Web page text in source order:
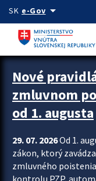
Preskocit na hlavný
SK e-Govarrow_drop_down
Zastavit automatický
Nové
zmluvnom
od 1. augusta
29. 07. 2026Od 1.
zákon, ktorý
zmluvného